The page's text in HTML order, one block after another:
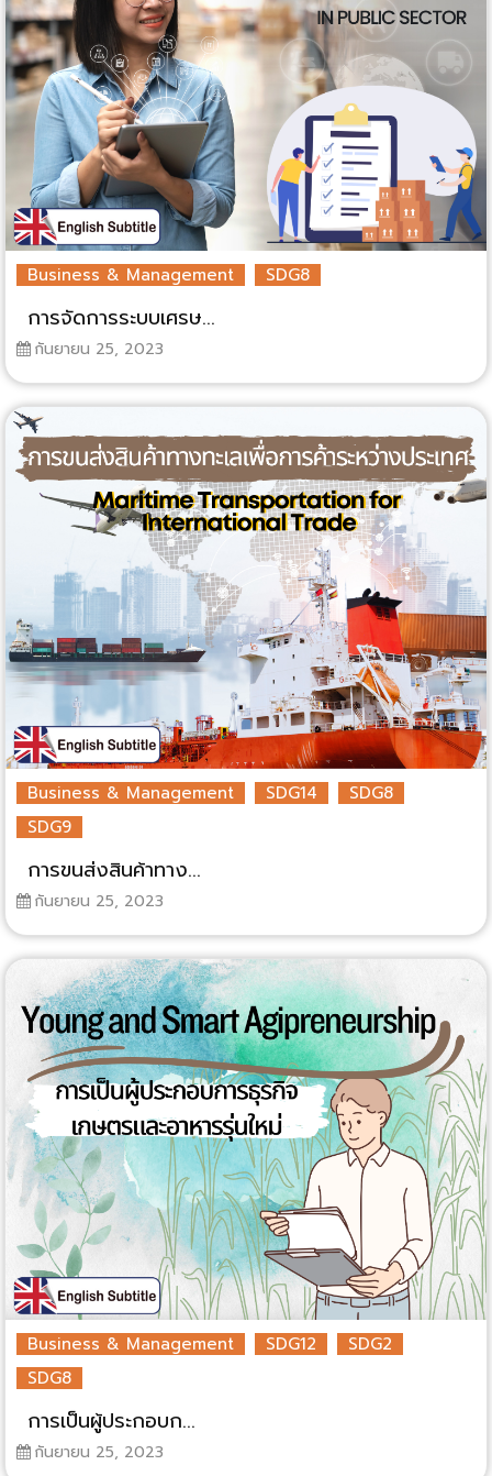
Business & Management SDG8
การจัดการระบบเศรษ...
กันยายน 25, 2023
Business & Management SDG14
SDG8
SDG9
การขนส่งสินค้าทาง...
กันยายน 25, 2023
Business & Management SDG12
SDG2
SDG8
การเป็นผู้ประกอบก...
กันยายน 25, 2023